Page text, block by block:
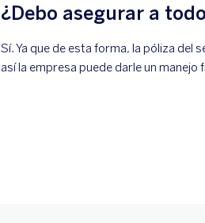
¿Debo asegurar a
Sí. Ya que de esta forma, la póliza del
así la empresa puede darle un manejo